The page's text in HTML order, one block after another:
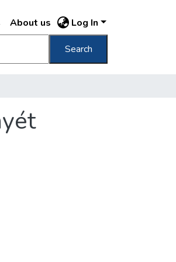
About us Log In
Search